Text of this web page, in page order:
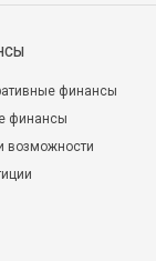
финансы
финансы
возможности